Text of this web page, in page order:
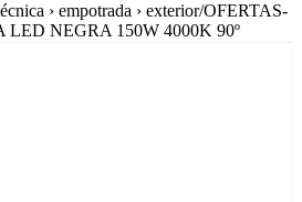
› empotrada › exterior/OFERTAS-
LED NEGRA 150W 4000K 90º